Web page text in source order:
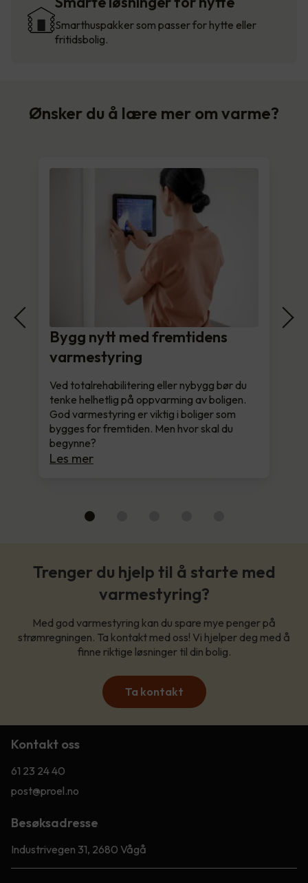
Smarthuspakker som passer for hytte eller
fritidsbolig.
Ønsker du å lære mer om varme?
Bygg nytt med fremtidens
varmestyring
Ved totalrehabilitering eller nybygg bør du
tenke helhetlig på oppvarming av boligen.
God varmestyring er viktig i boliger som
bygges for fremtiden. Men hvor skal du
begynne?
Les mer
Trenger du hjelp til å starte med
varmestyring?
Med god varmestyring kan du spare mye penger på
strømregningen. Ta kontakt med oss! Vi hjelper deg med å
finne riktige løsninger til din bolig.
Ta kontakt
Kontakt oss
61 23 24 40
post@proel.no
Besøksadresse
Industrivegen 31, 2680 Vågå